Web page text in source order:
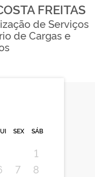
FREITAS
de Serviços
de Cargas e
SEX SÁB
1
7
8